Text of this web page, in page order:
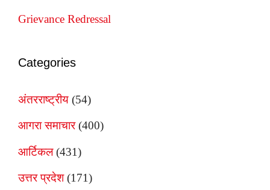
Grievance Redressal
Categories
अंतरराष्ट्रीय (54)
आगरा समाचार(400)
आर्टिकल(431)
उत्तर प्रदेश(171)